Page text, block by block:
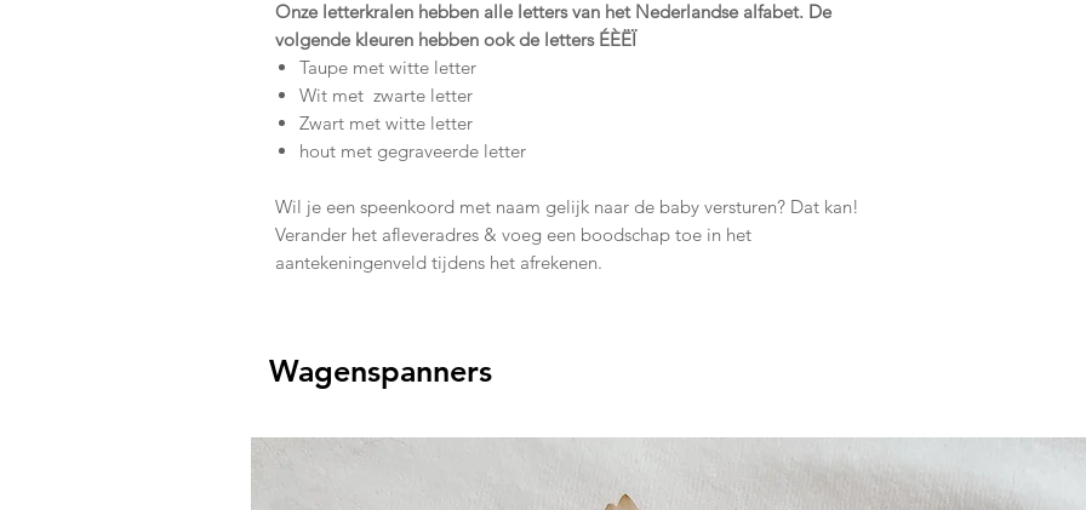
Onze letterkralen hebben alle letters van het Nederlandse alfabet. De
volgende kleuren hebben ook de letters ÉÈËÏ
Taupe met witte letter
Wit met zwarte letter
Zwart met witte letter
hout met gegraveerde letter
Wil je een speenkoord met naam gelijk naar de baby versturen? Dat kan!
Verander het afleveradres & voeg een boodschap toe in het
aantekeningenveld tijdens het afrekenen.
Wagenspanners